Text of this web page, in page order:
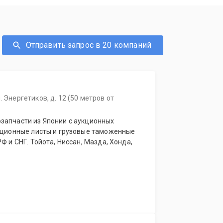
Отправить запрос в 20 компаний
д. 12 (50 метров от
из Японии с аукционных
листы и грузовые таможенные
и СНГ. Тойота, Ниссан, Мазда, Хонда,